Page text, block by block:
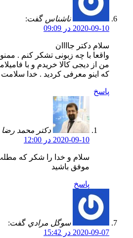
ناشناس گفت:
2020-09-10 در 09:09
سلام دکتر جاااان
واقعا با چه زبونی تشکر کنم .
من از دیجی کالا خریدم و با
که اینو معرفی کردید . خدا
پاسخ
دکتر محمد رضا
2020-09-10 در 12:00
سلام و خدا را شکر که
موفق باشید
پاسخ
سوگل مرادي گفت:
2020-09-07 در 15:42